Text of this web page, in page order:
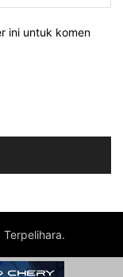
ini untuk komen